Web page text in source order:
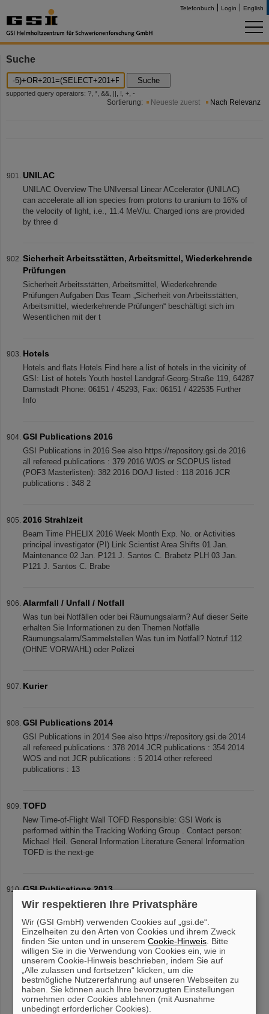
Telefonbuch Login English
Suche
Suche
supported query operators: ?, *, &&, ||, !, +, -
Sortierung: Neueste zuerst Nach Relevanz
UNILAC
UNILAC Overview The UNIversal Linear ACcelerator (UNILAC)
can accelerate all ion species from protons to uranium to 16% of
the velocity of light, i.e., 11.4 MeV/u. Charged ions are provided
by three d
Sicherheit Arbeitsstätten, Arbeitsmittel, Wiederkehrende
Prüfungen
Sicherheit Arbeitsstätten, Arbeitsmittel, Wiederkehrende
Prüfungen Aufgaben Das Team „Sicherheit von Arbeitsstätten,
Arbeitsmittel, wiederkehrende Prüfungen“ beschäftigt sich im
Wesentlichen mit der t
Hotels
Hotels and flats Hotels Find here a list of hotels in the vicinity of
GSI: List of hotels Youth hostel Landgraf-Georg-Straße 119, 64287
Darmstadt Phone: 06151 / 45293, Fax: 06151 / 422535 Further
Info
GSI Publications 2016
GSI Publications in 2016 See also https://repository.gsi.de 2016
all refereed publications : 379 2016 WOS or SCOPUS listed
(POF3 Masterlisten): 382 2016 DOAJ listed : 118 2016 JCR
publications : 348 2
2016 Strahlzeit
Beam Time PHELIX 2016 Week Month Exp. No. or Activities
principal investigator (PI) Link Scientist Area Shifts 01 Jan.
Maintenance 02 Jan. P121 J. Santos C. Brabetz PLH 03 Jan.
P121 J. Santos C. Brabe
Alarmfall / Unfall / Notfall
Was tun bei Notfällen oder bei Räumungsalarm? Auf dieser Seite
erhalten Sie Informationen zu den Themen Notfälle
Räumungsalarm/Sammelstellen Was tun im Notfall? Notruf 112
(OHNE VORWAHL) oder Polizei
Kurier
GSI Publications 2014
GSI Publications in 2014 See also https://repository.gsi.de 2014
all refereed publications : 378 2014 JCR publications : 354 2014
WOS and not JCR publications : 5 2014 other refereed
publications : 13
TOFD
New Time-of-Flight Wall TOFD Responsible: GSI Work is
performed within the Tracking Working Group . Contact person:
Michael Heil. General Information Literature General Information
TOFD is the next-ge
GSI Publications 2013
GSI Publications in 2013 See also https://repository.gsi.de
Publications in 2013 to the Programe Large-scale facilities for
research with photons
« .... 86 87 88 89 90 91 92 93 94
95
....
Wir respektieren Ihre Privatsphäre
Wir (GSI GmbH) verwenden Cookies auf „gsi.de“.
Einzelheiten zu den Arten von Cookies und ihrem Zweck
finden Sie unten und in unseremCookie-Hinweis . Bitte
willigen Sie in die Verwendung von Cookies ein, wie in
unserem Cookie-Hinweis beschrieben, indem Sie auf
„Alle zulassen und fortsetzen“ klicken, um die
bestmögliche Nutzererfahrung auf unseren Webseiten zu
haben. Sie können auch Ihre bevorzugten Einstellungen
vornehmen oder Cookies ablehnen (mit Ausnahme
unbedingt erforderlicher Cookies).